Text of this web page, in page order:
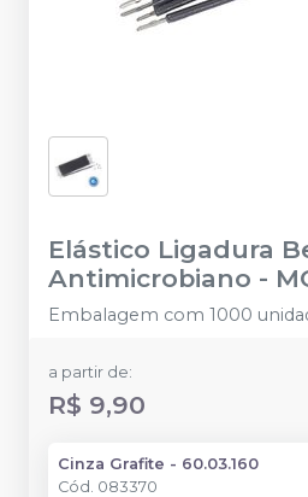
Elástico Ligadura
Antimicrobiano -
Embalagem com 1000
a partir de:
R$ 9,90
Cinza Grafite - 60.03.160
Cód. 083370